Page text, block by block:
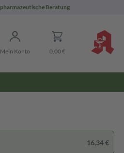
pharmazeutische Beratung
Mein Konto 0,00 €
16,34 €